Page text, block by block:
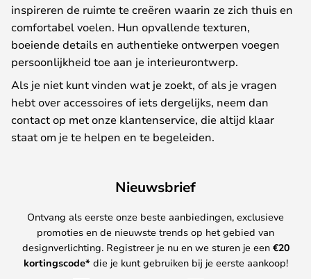
inspireren de ruimte te creëren waarin ze zich thuis en
comfortabel voelen. Hun opvallende texturen,
boeiende details en authentieke ontwerpen voegen
persoonlijkheid toe aan je interieurontwerp.
Als je niet kunt vinden wat je zoekt, of als je vragen
hebt over accessoires of iets dergelijks, neem dan
contact op met onze klantenservice, die altijd klaar
staat om je te helpen en te begeleiden.
Nieuwsbrief
Ontvang als eerste onze beste aanbiedingen, exclusieve
promoties en de nieuwste trends op het gebied van
designverlichting. Registreer je nu en we sturen je een €20
kortingscode* die je kunt gebruiken bij je eerste aankoop!